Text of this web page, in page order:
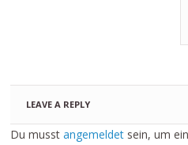
LEAVE A REPLY
Du musstangemeldet sein, um